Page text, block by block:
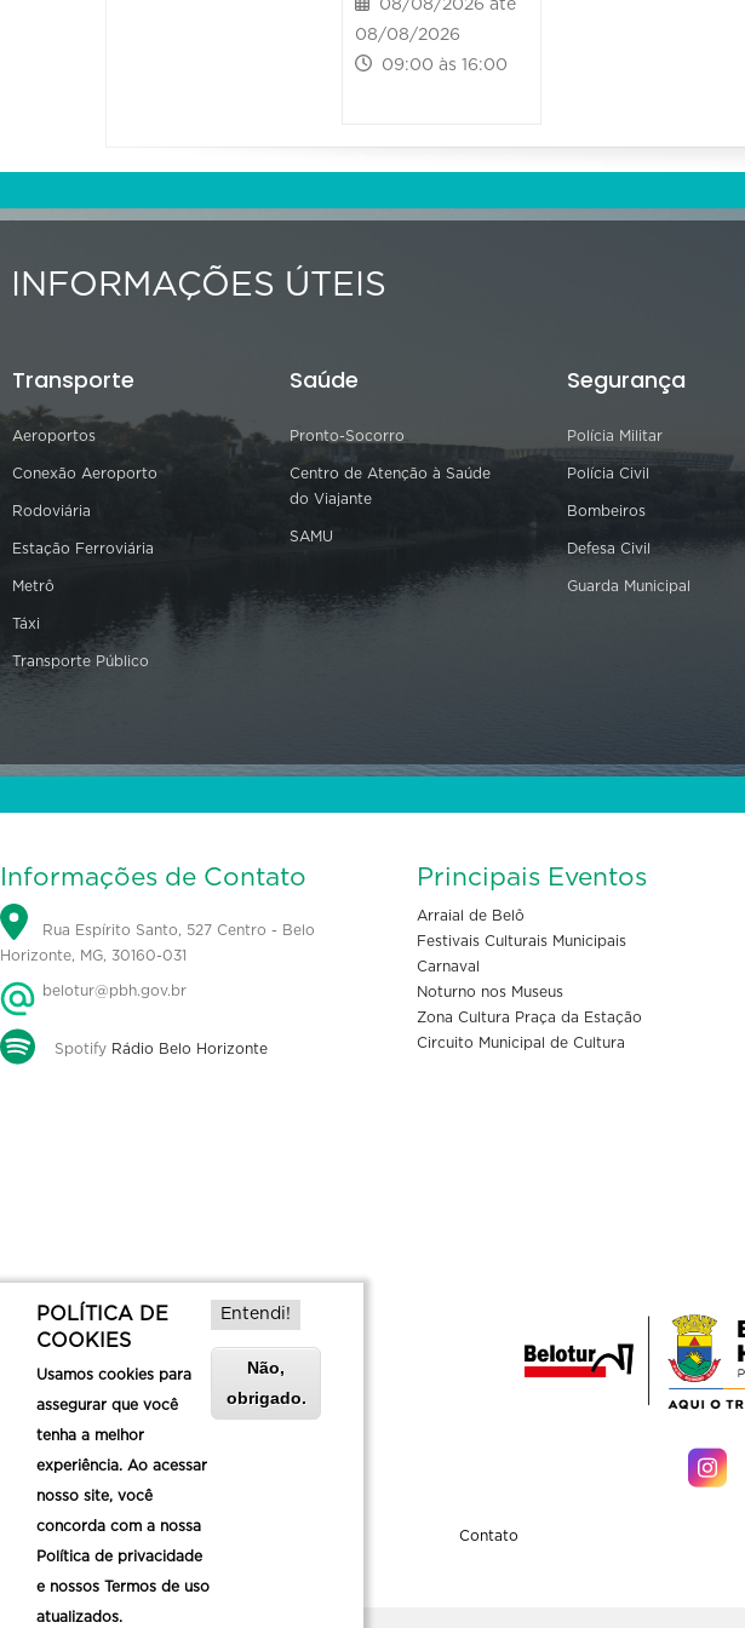
08/08/2026 até
08/08/2026
09:00 às 16:00
INFORMAÇÕES ÚTEIS
Transporte
Aeroportos
Conexão Aeroporto
Rodoviária
Estação Ferroviária
Metrô
Táxi
Transporte Público
Saúde
Pronto-Socorro
Centro de Atenção à Saúde
do Viajante
SAMU
Segurança
Polícia Militar
Polícia Civil
Bombeiros
Defesa Civil
Guarda Municipal
Informações de Contato
Rua Espírito Santo, 527 Centro - Belo
Horizonte, MG, 30160-031
belotur@pbh.gov.br
Spotify Rádio Belo Horizonte
Principais Eventos
Arraial de Belô
Festivais Culturais Municipais
Carnaval
Noturno nos Museus
Zona Cultura Praça da Estação
Circuito Municipal de Cultura
Sobre a Belotur Contato
POLÍTICA DE
COOKIES
Usamos cookies para
assegurar que você
tenha a melhor
experiência. Ao acessar
nosso site, você
concorda com a nossa
Política de privacidade
e nossos Termos de uso
atualizados.
Entendi!
Não,
obrigado.